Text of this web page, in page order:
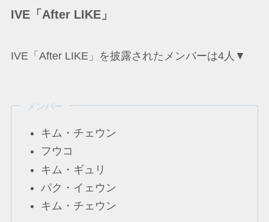
IVE「After LIKE」
IVE「After LIKE」を披露されたメンバーは4人▼
メンバー
キム・チェウン
フウコ
キム・ギュリ
パク・イェウン
キム・チェウン